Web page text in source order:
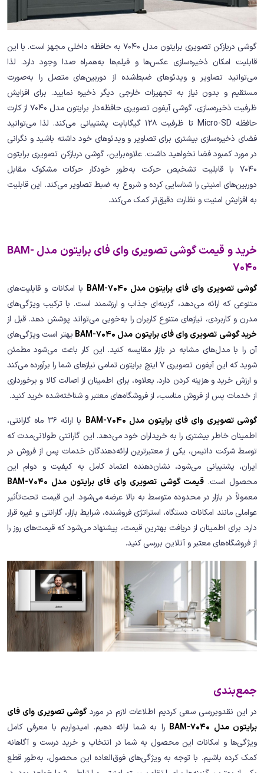
گوشی دربازکن تصویری برایتون مدل 7040 به حافظه داخلی مجهز است. با این
قابلیت امکان ذخیره‌سازی عکس‌ها و فیلم‌ها به‌همراه صدا وجود دارد. لذا
می‌توانید تصاویر و ویدئوهای ضبط‌شده از دوربین‌های متصل را به‌صورت
مستقیم و بدون نیاز به تجهیزات خارجی دیگر ذخیره نمایید. برای افزایش
ظرفیت ذخیره‌سازی، گوشی آیفون تصویری حافظه‌دار برایتون مدل 7040 از کارت
حافظه Micro-SD تا ظرفیت 128 گیگابایت پشتیبانی می‌کند. لذا می‌توانید
فضای ذخیره‌سازی بیشتری برای تصاویر و ویدئوهای خود داشته باشید و نگرانی
در مورد کمبود فضا نخواهید داشت. علاوه‌براین، گوشی دربازکن تصویری برایتون
7040 با قابلیت تشخیص حرکت به‌طور خودکار حرکات مشکوک مقابل
دوربین‌های امنیتی را شناسایی کرده و شروع به ضبط تصاویر می‌کند. این قابلیت
به افزایش امنیت و نظارت دقیق‌تر کمک می‌کند.
خرید و قیمت گوشی تصویری وای فای برایتون مدل BAM-
7040
گوشی تصویری وای فای برایتون مدل BAM-7040
با امکانات و قابلیت‌های
متنوعی که ارائه می‌دهد، گزینه‌ای جذاب و ارزشمند است. با ترکیب ویژگی‌های
مدرن و کاربردی، نیازهای متنوع کاربران را به‌خوبی می‌تواند پوشش دهد. قبل از
خرید گوشی تصویری وای فای برایتون مدل BAM-7040
بهتر است ویژگی‌های
آن را با مدل‌های مشابه در بازار مقایسه کنید. این کار باعث می‌شود مطمئن
شوید که این آیفون تصویری 7 اینچ برایتون تمامی نیازهای شما را برآورده می‌کند
و ارزش خرید و هزینه کردن دارد. بعلاوه، برای اطمینان از اصالت کالا و برخورداری
از خدمات پس از فروش مناسب، از فروشگاه‌های معتبر و شناخته‌شده خرید کنید.
گوشی تصویری وای فای برایتون مدل BAM-7040
با ارائه 36 ماه گارانتی،
اطمینان خاطر بیشتری را به خریداران خود می‌دهد. این گارانتی طولانی‌مدت که
توسط شرکت داتیس، یکی از معتبرترین ارائه‌دهندگان خدمات پس از فروش در
ایران، پشتیبانی می‌شود، نشان‌دهنده اعتماد کامل به کیفیت و دوام این
محصول است. قیمت گوشی تصویری وای فای برایتون مدل BAM-7040
معمولاً در بازار در محدوده متوسط به بالا عرضه می‌شود. این قیمت تحت‌تأثیر
عواملی مانند امکانات دستگاه، استراتژی فروشنده، شرایط بازار، گارانتی و غیره قرار
دارد. برای اطمینان از دریافت بهترین قیمت، پیشنهاد می‌شود که قیمت‌های روز را
از فروشگاه‌های معتبر و آنلاین بررسی کنید.
جمع‌بندی
در این نقدوبررسی سعی کردیم اطلاعات لازم در موردگوشی تصویری وای فای
برایتون مدل BAM-7040
را به شما ارائه دهیم. امیدواریم با معرفی کامل
ویژگی‌ها و امکانات این محصول به شما در انتخاب و خرید درست و آگاهانه
کمک کرده باشیم. با توجه به ویژگی‌های فوق‌العاده این محصول، به‌طور قطع